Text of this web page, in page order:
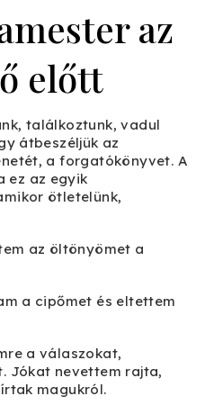
az
előtt
találkoztunk, vadul
átbeszéljük az
a forgatókönyvet. A
ez az egyik
ötletelünk,
az öltönyömet a
a cipőmet és eltettem
a válaszokat,
Jókat nevettem rajta,
magukról.